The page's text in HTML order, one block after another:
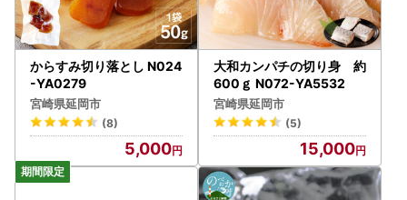
からすみ切り落とし N024
-YA0279
宮崎県延岡市
(8)
5,000
大和カンパチの切り身 約
600ｇ N072-YA5532
宮崎県延岡市
(5)
15,000